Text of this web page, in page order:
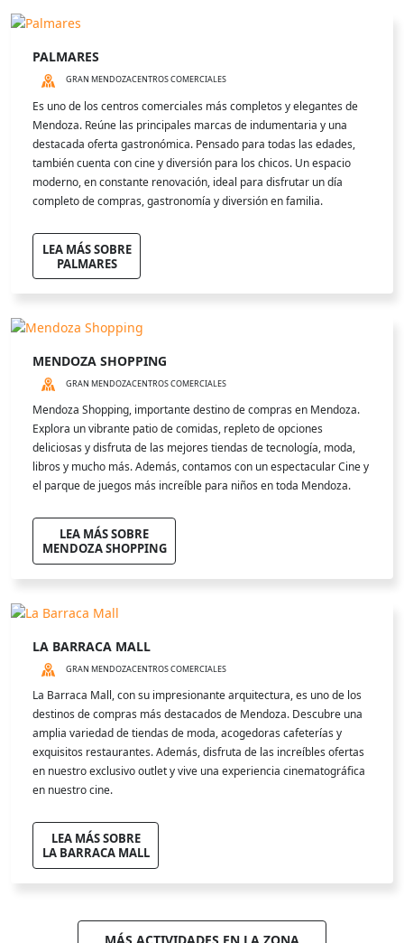
PALMARES
GRAN MENDOZACENTROS COMERCIALES
Es uno de los centros comerciales más completos y elegantes de
Mendoza. Reúne las principales marcas de indumentaria y una
destacada oferta gastronómica. Pensado para todas las edades,
también cuenta con cine y diversión para los chicos. Un espacio
moderno, en constante renovación, ideal para disfrutar un día
completo de compras, gastronomía y diversión en familia.
LEA MÁS SOBRE
PALMARES
MENDOZA SHOPPING
GRAN MENDOZACENTROS COMERCIALES
Mendoza Shopping, importante destino de compras en Mendoza.
Explora un vibrante patio de comidas, repleto de opciones
deliciosas y disfruta de las mejores tiendas de tecnología, moda,
libros y mucho más. Además, contamos con un espectacular Cine y
el parque de juegos más increíble para niños en toda Mendoza.
LEA MÁS SOBRE
MENDOZA SHOPPING
LA BARRACA MALL
GRAN MENDOZACENTROS COMERCIALES
La Barraca Mall, con su impresionante arquitectura, es uno de los
destinos de compras más destacados de Mendoza. Descubre una
amplia variedad de tiendas de moda, acogedoras cafeterías y
exquisitos restaurantes. Además, disfruta de las increíbles ofertas
en nuestro exclusivo outlet y vive una experiencia cinematográfica
en nuestro cine.
LEA MÁS SOBRE
LA BARRACA MALL